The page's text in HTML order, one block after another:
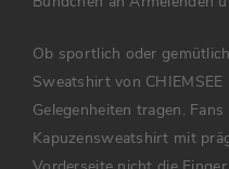
Ob sportlich oder
Sweatshirt von
Gelegenheiten tragen.
Kapuzensweatshirt mit